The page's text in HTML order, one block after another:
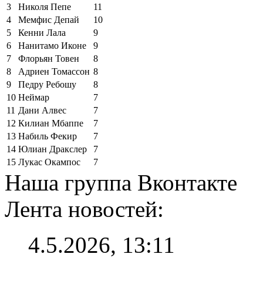
3
Николя Пепе
11
4
Мемфис Депай
10
5
Кенни Лала
9
6
Нанитамо Иконе
9
7
Флорьян Товен
8
8
Адриен Томассон 8
9
Педру Ребошу
8
10 Неймар
7
11 Дани Алвес
7
12 Килиан Мбаппе
7
13 Набиль Фекир
7
14 Юлиан Дракслер
7
15 Лукас Окампос 7
Наша группа Вконтакте
Лента новостей:
4.5.2026, 13:11